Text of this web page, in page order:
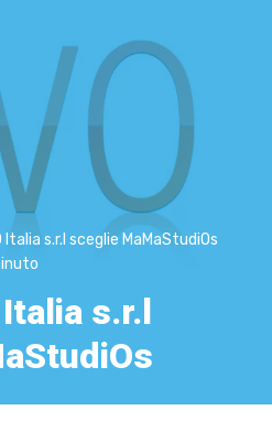
consulenze
Italia s.r.l sceglie MaMaStudiOs
s.r.l